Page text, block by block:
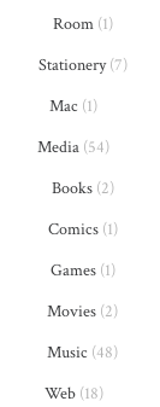
Room(1)
Stationery(7)
Mac (1)
Media (54)
Books(2)
Comics(1)
Games(1)
Movies (2)
Music (48)
Web(18)